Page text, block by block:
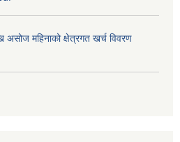
महिनाको क्षेत्रगत खर्च विवरण